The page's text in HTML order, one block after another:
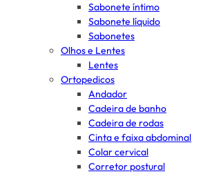
Sabonete íntimo
Sabonete líquido
Sabonetes
Olhos e Lentes
Lentes
Ortopedicos
Andador
Cadeira de banho
Cadeira de rodas
Cinta e faixa abdominal
Colar cervical
Corretor postural